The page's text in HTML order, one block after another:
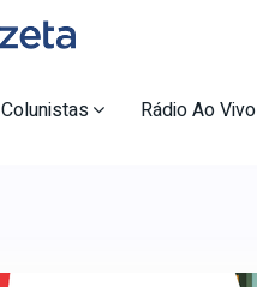
Colunistas Rádio Ao Vivo